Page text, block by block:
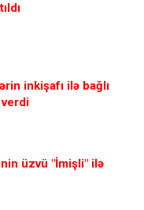
inkişafı ilə bağlı
üzvü "İmişli" ilə